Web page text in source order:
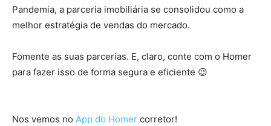
Pandemia, a parceria imobiliária se consolidou como a
melhor estratégia de vendas do mercado.
Fomente as suas parcerias. E, claro, conte com o Homer
para fazer isso de forma segura e eficiente 😉
Nos vemos no App do Homer corretor!